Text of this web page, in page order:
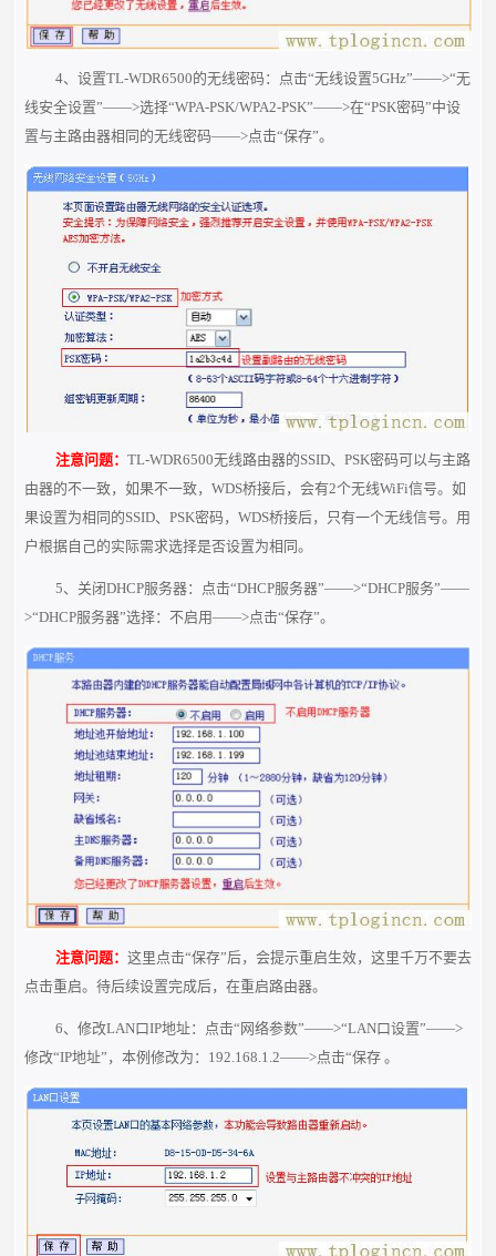
4、设置TL-WDR6500的无线密码：点击“无线设置5GHz”——>“无
线安全设置”——>选择“WPA-PSK/WPA2-PSK”——>在“PSK密码”中设
置与主路由器相同的无线密码——>点击“保存”。
注意问题： TL-WDR6500无线路由器的SSID、PSK密码可以与主路
由器的不一致，如果不一致，WDS桥接后，会有2个无线WiFi信号。如
果设置为相同的SSID、PSK密码，WDS桥接后，只有一个无线信号。用
户根据自己的实际需求选择是否设置为相同。
5、关闭DHCP服务器：点击“DHCP服务器”——>“DHCP服务”——
>“DHCP服务器”选择：不启用——>点击“保存”。
注意问题： 这里点击“保存”后，会提示重启生效，这里千万不要去
点击重启。待后续设置完成后，在重启路由器。
6、修改LAN口IP地址：点击“网络参数”——>“LAN口设置”——>
修改“IP地址”，本例修改为：192.168.1.2——>点击“保存 。